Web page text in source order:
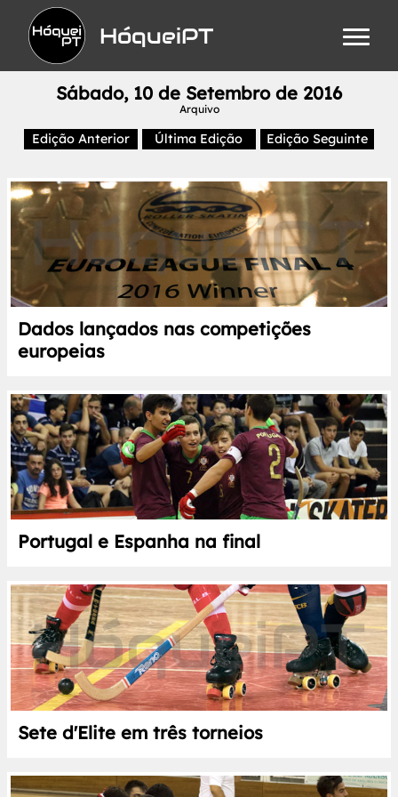
HóqueiPT
Sábado, 10 de Setembro de 2016
Arquivo
Edição Anterior Última Edição Edição Seguinte
Dados lançados nas competições
europeias
Portugal e Espanha na final
Sete d'Elite em três torneios